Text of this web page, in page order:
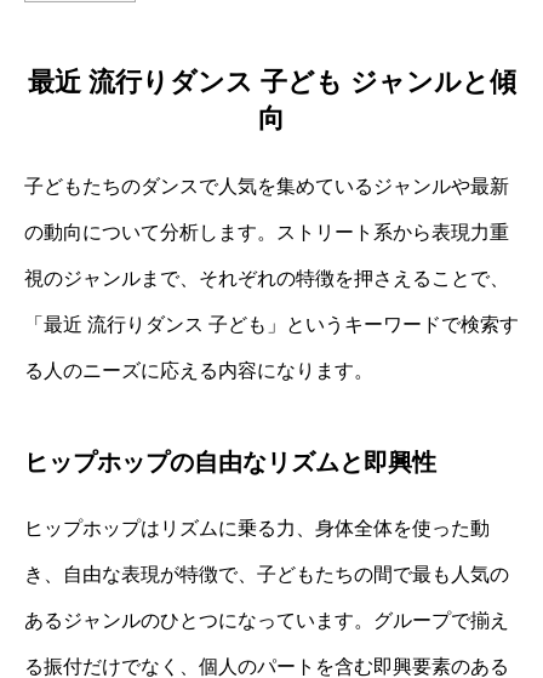
最近 流行りダンス 子ども ジャンルと傾
向
子どもたちのダンスで人気を集めているジャンルや最新
の動向について分析します。ストリート系から表現力重
視のジャンルまで、それぞれの特徴を押さえることで、
「最近 流行りダンス 子ども」というキーワードで検索す
る人のニーズに応える内容になります。
ヒップホップの自由なリズムと即興性
ヒップホップはリズムに乗る力、身体全体を使った動
き、自由な表現が特徴で、子どもたちの間で最も人気の
あるジャンルのひとつになっています。グループで揃え
る振付だけでなく、個人のパートを含む即興要素のある